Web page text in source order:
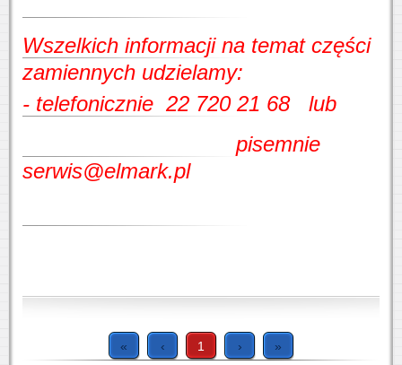
Wszelkich informacji na temat części
zamiennych udzielamy:
- telefonicznie 22 720 21 68 lub
pisemnie
serwis@elmark.pl
« ‹ 1 › »